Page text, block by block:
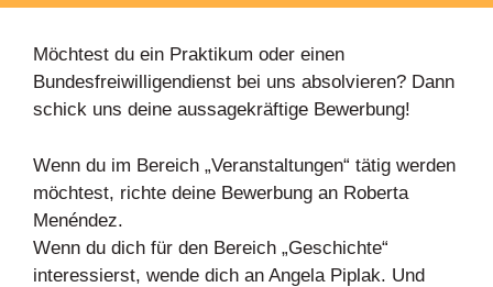
Möchtest du ein Praktikum oder einen
Bundesfreiwilligendienst bei uns absolvieren? Dann
schick uns deine aussagekräftige Bewerbung!
Wenn du im Bereich „Veranstaltungen“ tätig werden
möchtest, richte deine Bewerbung an Roberta
Menéndez.
Wenn du dich für den Bereich „Geschichte“
interessierst, wende dich an Angela Piplak. Und